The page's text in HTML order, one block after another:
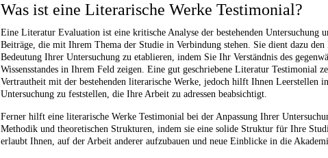
Was ist eine Literarische Werke Testimonial?
Eine Literatur Evaluation ist eine kritische Analyse der bestehenden Untersuchung
Beiträge, die mit Ihrem Thema der Studie in Verbindung stehen. Sie dient dazu
Bedeutung Ihrer Untersuchung zu etablieren, indem Sie Ihr Verständnis des
Wissensstandes in Ihrem Feld zeigen. Eine gut geschriebene Literatur Testimonial
Vertrautheit mit der bestehenden literarische Werke, jedoch hilft Ihnen Leerstellen
Untersuchung zu feststellen, die Ihre Arbeit zu adressen beabsichtigt.
Ferner hilft eine literarische Werke Testimonial bei der Anpassung Ihrer
Methodik und theoretischen Strukturen, indem sie eine solide Struktur für Ihre
erlaubt Ihnen, auf der Arbeit anderer aufzubauen und neue Einblicke in die